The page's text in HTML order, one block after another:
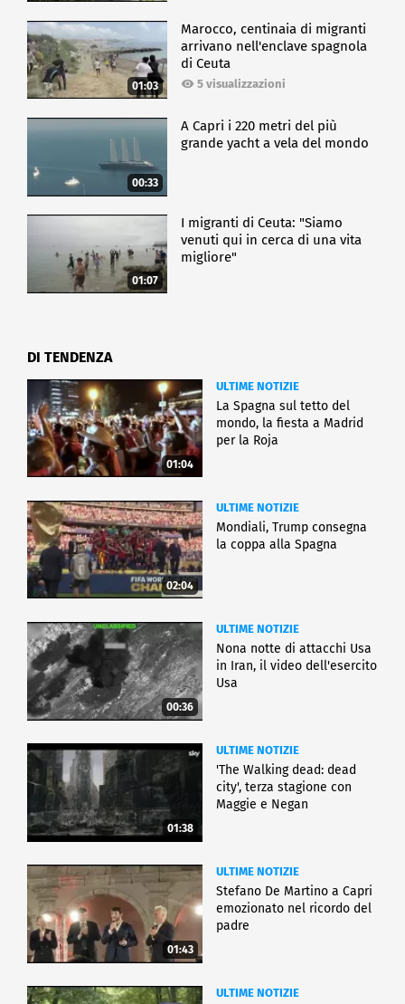
01:03
Marocco, centinaia di migranti
arrivano nell'enclave spagnola
di Ceuta
5 visualizzazioni
00:33
A Capri i 220 metri del più
grande yacht a vela del mondo
01:07
I migranti di Ceuta: "Siamo
venuti qui in cerca di una vita
migliore"
DI TENDENZA
01:04
ULTIME NOTIZIE
La Spagna sul tetto del
mondo, la fiesta a Madrid
per la Roja
02:04
ULTIME NOTIZIE
Mondiali, Trump consegna
la coppa alla Spagna
00:36
ULTIME NOTIZIE
Nona notte di attacchi Usa
in Iran, il video dell'esercito
Usa
01:38
ULTIME NOTIZIE
'The Walking dead: dead
city', terza stagione con
Maggie e Negan
01:43
ULTIME NOTIZIE
Stefano De Martino a Capri
emozionato nel ricordo del
padre
ULTIME NOTIZIE